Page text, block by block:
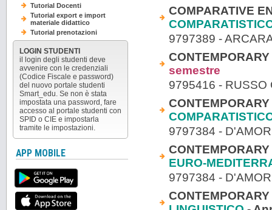
COMPARATIVE
9797389 -
semestre
9795416 - RUSSO
9797384 -
EURO-
9797384 -
Tutorial Docenti
Tutorial export e import
materiale didattico
Tutorial prenotazioni
LOGIN STUDENTI
il login degli studenti deve
avvenire con le credenziali
(Codice Fiscale e password)
del nuovo portale studenti
Smart_edu. Se non è stata
impostata una password, fare
accesso al portale studenti con
SPID o CIE e impostarla
tramite le impostazioni.
APP MOBILE